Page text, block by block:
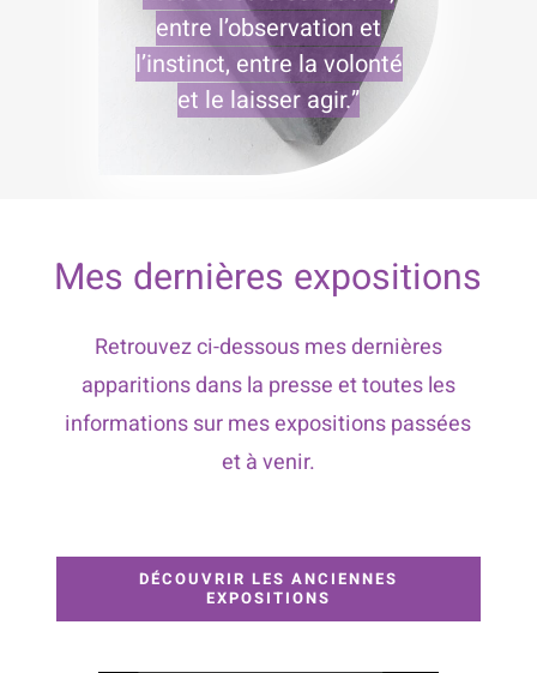
entre l’observation et
l’instinct, entre la volonté
et le laisser agir.”
Mes dernières expositions
Retrouvez ci-dessous mes dernières
apparitions dans la presse et toutes les
informations sur mes expositions passées
et à venir.
DÉCOUVRIR LES ANCIENNES
EXPOSITIONS